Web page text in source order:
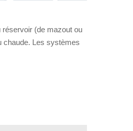
réservoir (de mazout ou
chaude. Les systèmes